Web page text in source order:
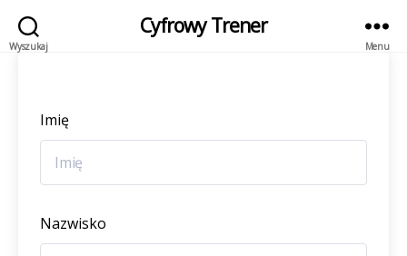
Wyszukaj
Cyfrowy Trener
Menu
Imię
Nazwisko